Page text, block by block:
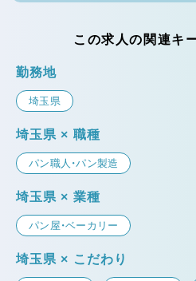
この求人の関連キ
勤務地
埼玉県
埼玉県 × 職種
パン職人・パン製造
埼玉県 × 業種
パン屋・ベーカリー
埼玉県 × こだわり